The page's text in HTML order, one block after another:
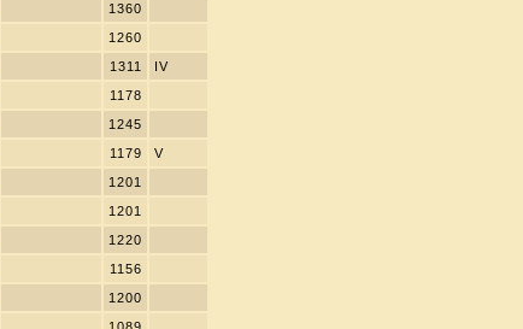
1360
1260
1311
IV
1178
1245
1179
V
1201
1201
1220
1156
1200